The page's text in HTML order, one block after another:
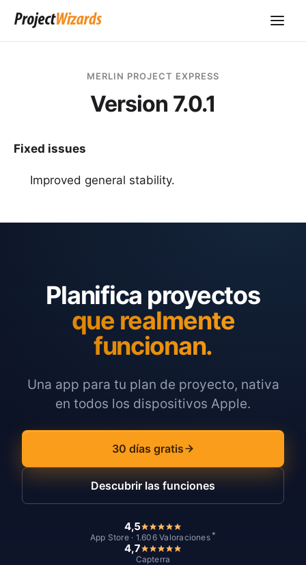
MERLIN PROJECT EXPRESS
Version 7.0.1
Fixed issues
Improved general stability.
Planifica proyectos
que realmente
funcionan.
Una app para tu plan de proyecto, nativa
en todos los dispositivos Apple.
30 días gratis
Descubrir las funciones
4,5
App Store · 1.606 Valoraciones *
4,7
Capterra